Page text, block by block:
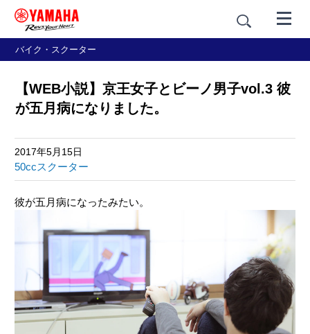
バイク・スクーター
【WEB小説】京王女子とビーノ男子vol.3 彼
が五月病になりました。
2017年5月15日
50ccスクーター
彼が五月病になったみたい。